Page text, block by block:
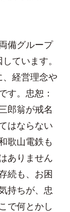
備グループ
ています。
、経営理念や
す。忠恕：
郎翁が戒名
はならない
歌山電鉄も
ありません
続も、お困
持ちが、忠
で何とかし